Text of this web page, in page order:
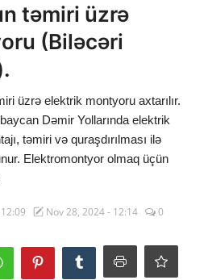
təmiri üzrə
(Biləcəri
üzrə elektrik montyoru axtarılır.
Dəmir Yollarında elektrik
təmiri və quraşdırılması ilə
Elektromontyor olmaq üçün
Nov 28, 2024 - 12:14 0